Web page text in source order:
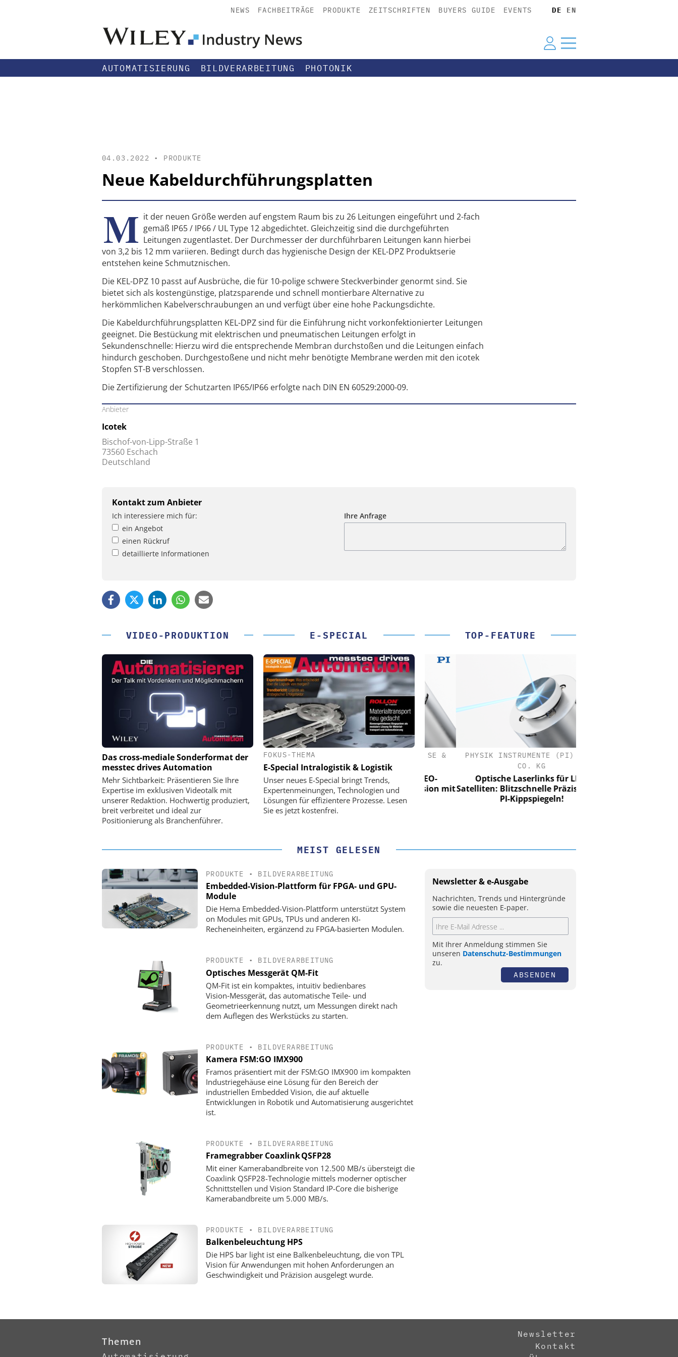
NEWS FACHBEITRÄGE PRODUKTE ZEITSCHRIFTEN BUYERS GUIDE EVENTS DE EN
AUTOMATISIERUNG BILDVERARBEITUNG PHOTONIK
04.03.2022 • PRODUKTE
Neue Kabeldurchführungsplatten
M it der neuen Größe werden auf engstem Raum bis zu 26 Leitungen eingeführt und 2-fach
gemäß IP65 / IP66 / UL Type 12 abgedichtet. Gleichzeitig sind die durchgeführten
Leitungen zugentlastet. Der Durchmesser der durchführbaren Leitungen kann hierbei
von 3,2 bis 12 mm variieren. Bedingt durch das hygienische Design der KEL-DPZ Produktserie
entstehen keine Schmutznischen.
Die KEL-DPZ 10 passt auf Ausbrüche, die für 10-polige schwere Steckverbinder genormt sind. Sie
bietet sich als kostengünstige, platzsparende und schnell montierbare Alternative zu
herkömmlichen Kabelverschraubungen an und verfügt über eine hohe Packungsdichte.
Die Kabeldurchführungsplatten KEL-DPZ sind für die Einführung nicht vorkonfektionierter Leitungen
geeignet. Die Bestückung mit elektrischen und pneumatischen Leitungen erfolgt in
Sekundenschnelle: Hierzu wird die entsprechende Membran durchstoßen und die Leitungen einfach
hindurch geschoben. Durchgestoßene und nicht mehr benötigte Membrane werden mit den icotek
Stopfen ST-B verschlossen.
Die Zertifizierung der Schutzarten IP65/IP66 erfolgte nach DIN EN 60529:2000-09.
Anbieter
Icotek
Bischof-von-Lipp-Straße 1
73560 Eschach
Deutschland
Kontakt zum Anbieter
Ich interessiere mich für:
ein Angebot
einen Rückruf
detaillierte Informationen
Ihre Anfrage
VIDEO-PRODUKTION
Das cross-mediale Sonderformat der
messtec drives Automation
Mehr Sichtbarkeit: Präsentieren Sie Ihre
Expertise im exklusiven Videotalk mit
unserer Redaktion. Hochwertig produziert,
breit verbreitet und ideal zur
Positionierung als Branchenführer.
E-SPECIAL
FOKUS-THEMA
E-Special Intralogistik & Logistik
Unser neues E-Special bringt Trends,
Expertenmeinungen, Technologien und
Lösungen für effizientere Prozesse. Lesen
Sie es jetzt kostenfrei.
TOP-FEATURE
PHYSIK INSTRUMENTE (PI) SE &
CO. KG
Optische Laserlinks für LEO-
Satelliten: Blitzschnelle Präzision mit
PI-Kippspiegeln!
PHYSIK INSTRUMENTE (PI) SE &
CO. KG
Optische Laserlinks für LEO-
Satelliten: Blitzschnelle Präzision mit
PI-Kippspiegeln!
PHYSIK INSTRUMENTE (PI) SE &
CO. KG
Optische Laserlinks für LEO-
Satelliten: Blitzschnelle Präzision mit
PI-Kippspiegeln!
MEIST GELESEN
PRODUKTE • BILDVERARBEITUNG
Embedded-Vision-Plattform für FPGA- und GPU-
Module
Die Hema Embedded-Vision-Plattform unterstützt System
on Modules mit GPUs, TPUs und anderen KI-
Recheneinheiten, ergänzend zu FPGA-basierten Modulen.
PRODUKTE • BILDVERARBEITUNG
Optisches Messgerät QM-Fit
QM‑Fit ist ein kompaktes, intuitiv bedienbares
Vision‑Messgerät, das automatische Teile‑ und
Geometrieerkennung nutzt, um Messungen direkt nach
dem Auflegen des Werkstücks zu starten.
PRODUKTE • BILDVERARBEITUNG
Kamera FSM:GO IMX900
Framos präsentiert mit der FSM:GO IMX900 im kompakten
Industriegehäuse eine Lösung für den Bereich der
industriellen Embedded Vision, die auf aktuelle
Entwicklungen in Robotik und Automatisierung ausgerichtet
ist.
PRODUKTE • BILDVERARBEITUNG
Framegrabber Coaxlink QSFP28
Mit einer Kamerabandbreite von 12.500 MB/s übersteigt die
Coaxlink QSFP28-Technologie mittels moderner optischer
Schnittstellen und Vision Standard IP-Core die bisherige
Kamerabandbreite um 5.000 MB/s.
PRODUKTE • BILDVERARBEITUNG
Balkenbeleuchtung HPS
Die HPS bar light ist eine Balkenbeleuchtung, die von TPL
Vision für Anwendungen mit hohen Anforderungen an
Geschwindigkeit und Präzision ausgelegt wurde.
Newsletter & e-Ausgabe
Nachrichten, Trends und Hintergründe
sowie die neuesten E-paper.
Mit Ihrer Anmeldung stimmen Sie
unseren Datenschutz-Bestimmungen
zu.
ABSENDEN
Themen
Newsletter
Kontakt